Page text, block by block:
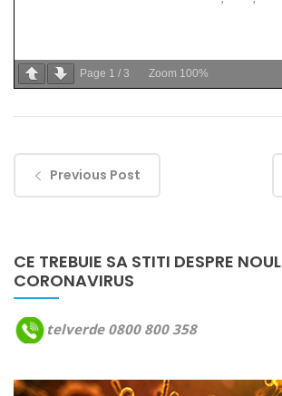
Page 1 / 3 Zoom 100%
Previous Post
CE TREBUIE SA STITI DESPRE NOUL
CORONAVIRUS
telverde 0800 800 358